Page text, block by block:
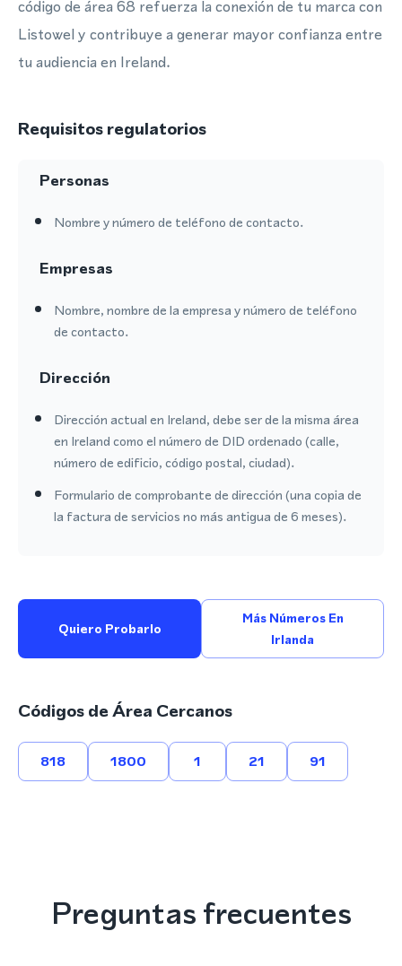
código de área 68 refuerza la conexión de tu marca con
Listowel y contribuye a generar mayor confianza entre
tu audiencia en Ireland.
Requisitos regulatorios
Personas
Nombre y número de teléfono de contacto.
Empresas
Nombre, nombre de la empresa y número de teléfono
de contacto.
Dirección
Dirección actual en Ireland, debe ser de la misma área
en Ireland como el número de DID ordenado (calle,
número de edificio, código postal, ciudad).
Formulario de comprobante de dirección (una copia de
la factura de servicios no más antigua de 6 meses).
Quiero Probarlo
Más Números En
Irlanda
Códigos de Área Cercanos
818 1800 1 21 91
Preguntas frecuentes